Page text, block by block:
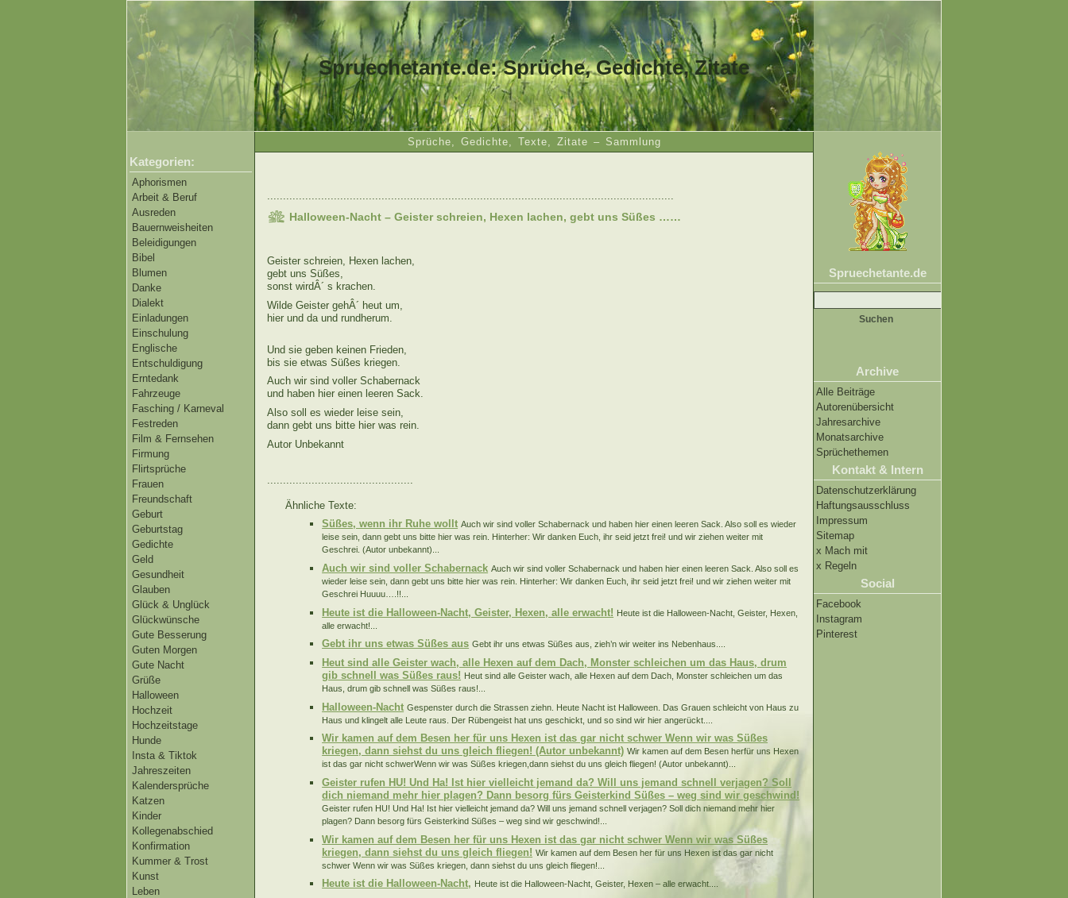
Spruechetante.de: Sprüche, Gedichte, Zitate
Sprüche, Gedichte, Texte, Zitate – Sammlung
Kategorien:
Aphorismen
Arbeit & Beruf
Ausreden
Bauernweisheiten
Beleidigungen
Bibel
Blumen
Danke
Dialekt
Einladungen
Einschulung
Englische
Entschuldigung
Erntedank
Fahrzeuge
Fasching / Karneval
Festreden
Film & Fernsehen
Firmung
Flirtsprüche
Frauen
Freundschaft
Geburt
Geburtstag
Gedichte
Geld
Gesundheit
Glauben
Glück & Unglück
Glückwünsche
Gute Besserung
Guten Morgen
Gute Nacht
Grüße
Halloween
Hochzeit
Hochzeitstage
Hunde
Insta & Tiktok
Jahreszeiten
Kalendersprüche
Katzen
Kinder
Kollegenabschied
Konfirmation
Kummer & Trost
Kunst
Leben
Spruechetante.de
Suche
nach:
Archive
Alle Beiträge
Autorenübersicht
Jahresarchive
Monatsarchive
Sprüchethemen
Kontakt & Intern
Datenschutzerklärung
Haftungsausschluss
Impressum
Sitemap
x Mach mit
x Regeln
Social
Facebook
Instagram
Pinterest
................................................................................................................................
Halloween-Nacht – Geister schreien, Hexen lachen, gebt uns Süßes ……
Geister schreien, Hexen lachen,
gebt uns Süßes,
sonst wirdÂ´ s krachen.
Wilde Geister gehÂ´ heut um,
hier und da und rundherum.
Und sie geben keinen Frieden,
bis sie etwas Süßes kriegen.
Auch wir sind voller Schabernack
und haben hier einen leeren Sack.
Also soll es wieder leise sein,
dann gebt uns bitte hier was rein.
Autor Unbekannt
Ähnliche Texte:
Süßes, wenn ihr Ruhe wollt Auch wir sind voller Schabernack und haben hier einen leeren Sack. Also soll es wieder
leise sein, dann gebt uns bitte hier was rein. Hinterher: Wir danken Euch, ihr seid jetzt frei! und wir ziehen weiter mit
Geschrei. (Autor unbekannt)...
Auch wir sind voller Schabernack Auch wir sind voller Schabernack und haben hier einen leeren Sack. Also soll es
wieder leise sein, dann gebt uns bitte hier was rein. Hinterher: Wir danken Euch, ihr seid jetzt frei! und wir ziehen weiter mit
Geschrei Huuuu….!!...
Heute ist die Halloween-Nacht, Geister, Hexen, alle erwacht! Heute ist die Halloween-Nacht, Geister, Hexen,
alle erwacht!...
Gebt ihr uns etwas Süßes aus Gebt ihr uns etwas Süßes aus, zieh’n wir weiter ins Nebenhaus....
Heut sind alle Geister wach, alle Hexen auf dem Dach, Monster schleichen um das Haus, drum
gib schnell was Süßes raus! Heut sind alle Geister wach, alle Hexen auf dem Dach, Monster schleichen um das
Haus, drum gib schnell was Süßes raus!...
Halloween-Nacht Gespenster durch die Strassen ziehn. Heute Nacht ist Halloween. Das Grauen schleicht von Haus zu
Haus und klingelt alle Leute raus. Der Rübengeist hat uns geschickt, und so sind wir hier angerückt....
Wir kamen auf dem Besen her für uns Hexen ist das gar nicht schwer Wenn wir was Süßes
kriegen, dann siehst du uns gleich fliegen! (Autor unbekannt) Wir kamen auf dem Besen herfür uns Hexen
ist das gar nicht schwerWenn wir was Süßes kriegen,dann siehst du uns gleich fliegen! (Autor unbekannt)...
Geister rufen HU! Und Ha! Ist hier vielleicht jemand da? Will uns jemand schnell verjagen? Soll
dich niemand mehr hier plagen? Dann besorg fürs Geisterkind Süßes – weg sind wir geschwind!
Geister rufen HU! Und Ha! Ist hier vielleicht jemand da? Will uns jemand schnell verjagen? Soll dich niemand mehr hier
plagen? Dann besorg fürs Geisterkind Süßes – weg sind wir geschwind!...
Wir kamen auf dem Besen her für uns Hexen ist das gar nicht schwer Wenn wir was Süßes
kriegen, dann siehst du uns gleich fliegen! Wir kamen auf dem Besen her für uns Hexen ist das gar nicht
schwer Wenn wir was Süßes kriegen, dann siehst du uns gleich fliegen!...
Heute ist die Halloween-Nacht, Heute ist die Halloween-Nacht, Geister, Hexen – alle erwacht....